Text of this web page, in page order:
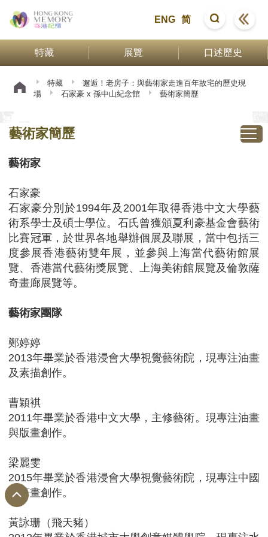
ENG 简
特藏 展覽 口述歷史
特藏
邂逅！老房子：與藝術家走進百年故宅的歷史現
場
石家豪 x 孫中山紀念館 藝術家簡歷
藝術家簡歷
藝術家
石家豪
石家豪分別於1994年及2001年取得香港中文大學藝
術系學士及碩士學位。石氏曾獲頒夏利豪基金會藝術
比賽冠軍，於世界各地舉辦個展及聯展，當中包括三
度參展香港藝術雙年展，並參與上海當代藝術館展
覽、香港當代藝術獎展覽、上海美術館展覽及倫敦薩
奇畫廊展覽等。
藝術家團隊
鄭婷婷
2013年畢業於香港浸會大學視覺藝術院，現專注油畫
及素描創作。
曹穎褀
2011年畢業於香港中文大學，主修藝術。現專注油畫
與版畫創作。
梁麗雯
2015年畢業於香港浸會大學視覺藝術院，現專注中國
工筆畫創作。
黃詠珊（飛天豬）